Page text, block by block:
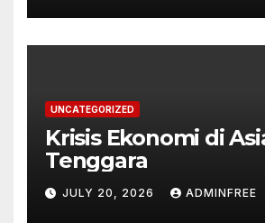
UNCATEGORIZED
Krisis Ekonomi di
Tenggara
JULY 20, 2026 ADMINFREE